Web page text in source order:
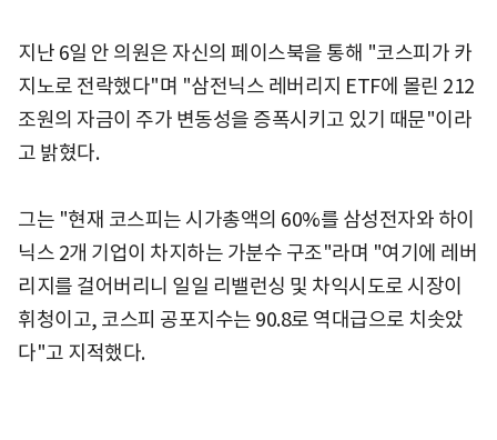
지난 6일 안 의원은 자신의 페이스북을 통해 "코스피가 카
지노로 전락했다"며 "삼전닉스 레버리지 ETF에 몰린 212
조원의 자금이 주가 변동성을 증폭시키고 있기 때문"이라
고 밝혔다.
그는 "현재 코스피는 시가총액의 60%를 삼성전자와 하이
닉스 2개 기업이 차지하는 가분수 구조"라며 "여기에 레버
리지를 걸어버리니 일일 리밸런싱 및 차익시도로 시장이
휘청이고, 코스피 공포지수는 90.8로 역대급으로 치솟았
다"고 지적했다.